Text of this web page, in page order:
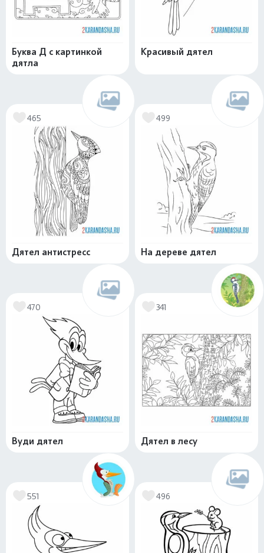
Буква Д с картинкой
дятла
Красивый дятел
465
Дятел антистресс
499
На дереве дятел
470
Вуди дятел
341
Дятел в лесу
551 496